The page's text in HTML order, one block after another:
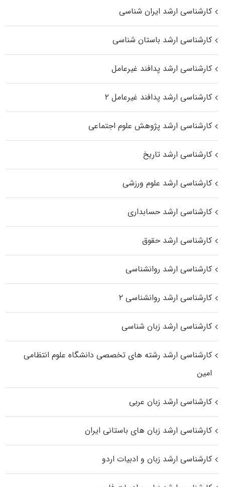
کارشناسی ارشد ایران شناسی
کارشناسی ارشد باستان شناسی
کارشناسی ارشد پدافند غیرعامل
کارشناسی ارشد پدافند غیرعامل ۲
کارشناسی ارشد پژوهش علوم اجتماعی
کارشناسی ارشد تاریخ
کارشناسی ارشد علوم ورزشی
کارشناسی ارشد حسابداری
کارشناسی ارشد حقوق
کارشناسی ارشد روانشناسی
کارشناسی ارشد روانشناسی ۲
کارشناسی ارشد زبان شناسی
کارشناسی ارشد رﺷﺘﻪ ﻫﺎی تخصصی داﻧﺸﮕﺎه ﻋﻠﻮم انتظامی
اﻣﻴﻦ
کارشناسی ارشد زبان عربی
کارشناسی ارشد زبان‌ های باستانی ایران
کارشناسی ارشد زبان و ادبیات اردو